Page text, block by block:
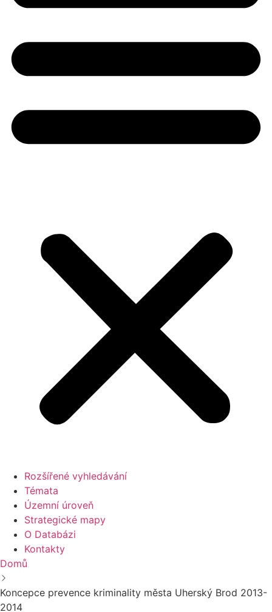
Rozšířené vyhledávání
Témata
Územní úroveň
Strategické mapy
O Databázi
Kontakty
Domů
Koncepce prevence kriminality města Uherský Brod 2013-
2014